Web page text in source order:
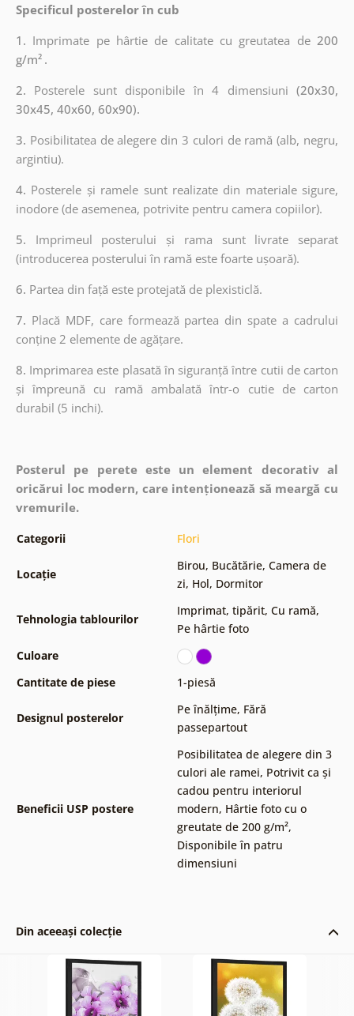
Specificul posterelor în cub
1. Imprimate pe hârtie de calitate cu greutatea de200
g/m² .
2. Posterele sunt disponibile în 4 dimensiuni (20x30,
30x45, 40x60, 60x90).
3. Posibilitatea de alegere din 3 culori de ramă (alb, negru,
argintiu).
4. Posterele și ramele sunt realizate din materiale sigure,
inodore (de asemenea, potrivite pentru camera copiilor).
5. Imprimeul posterului și rama sunt livrate separat
(introducerea posterului în ramă este foarte ușoară).
6. Partea din față este protejată de plexisticlă.
7. Placă MDF, care formează partea din spate a cadrului
conține 2 elemente de agățare.
8. Imprimarea este plasată în siguranță între cutii de carton
și împreună cu ramă ambalată într-o cutie de carton
durabil (5 inchi).
Posterul pe perete este un element decorativ al
oricărui loc modern, care intenționează să meargă cu
vremurile.
Categorii Flori
Locație
Birou, Bucătărie, Camera de
zi, Hol, Dormitor
Tehnologia tablourilor
Imprimat, tipărit, Cu ramă,
Pe hârtie foto
Culoare
Cantitate de piese
1-piesă
Designul posterelor
Pe înălțime, Fără
passepartout
Beneficii USP postere
Posibilitatea de alegere din 3
culori ale ramei, Potrivit ca și
cadou pentru interiorul
modern, Hârtie foto cu o
greutate de 200 g/m²,
Disponibile în patru
dimensiuni
Din aceeași colecție